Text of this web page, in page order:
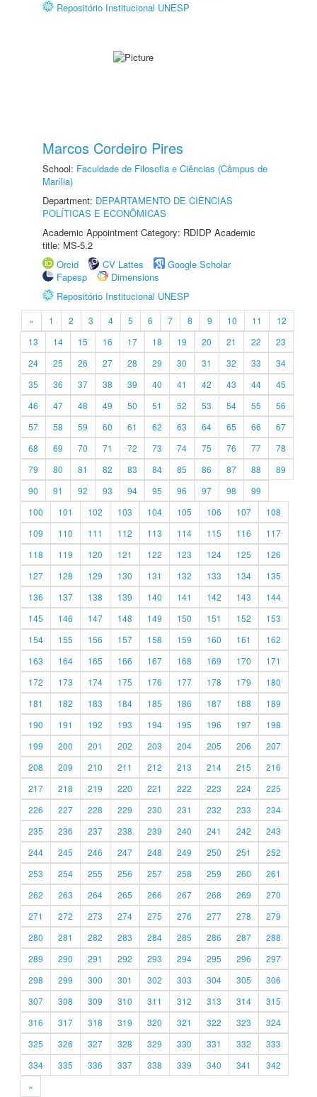
Repositório Institucional UNESP
Marcos Cordeiro Pires
School: Faculdade de Filosofia e Ciências (Câmpus de
Marília)
Department: DEPARTAMENTO DE CIÊNCIAS
POLÍTICAS E ECONÔMICAS
Academic Appointment Category: RDIDP Academic
title: MS-5.2
Orcid
CV Lattes
Google Scholar
Fapesp
Dimensions
Repositório Institucional UNESP
« 1 2 3 4 5 6 7 8 9 10 11
12
13
14 15 16 17 18 19 20 21 22
23
24
25 26 27 28 29 30 31 32 33
34
35
36 37 38 39 40 41 42 43 44
45
46
47 48 49 50 51 52 53 54 55
56
57
58 59 60 61 62 63 64 65 66
67
68
69 70 71 72 73 74 75 76 77
78
79
80 81 82 83 84 85 86 87 88
89
90
91 92 93 94 95 96 97 98
99
100
101 102 103 104 105 106 107
108
109
110 111 112 113 114 115 116
117
118
119 120 121 122 123 124 125
126
127
128 129 130 131 132 133 134
135
136
137 138 139 140 141 142 143
144
145
146 147 148 149 150 151 152
153
154
155 156 157 158 159 160 161
162
163
164 165 166 167 168 169 170
171
172
173 174 175 176 177 178 179
180
181
182 183 184 185 186 187 188
189
190
191 192 193 194 195 196 197
198
199
200 201 202 203 204 205 206
207
208
209 210 211 212 213 214 215
216
217
218 219 220 221 222 223 224
225
226
227 228 229 230 231 232 233
234
235
236 237 238 239 240 241 242
243
244
245 246 247 248 249 250 251
252
253
254 255 256 257 258 259 260
261
262
263 264 265 266 267 268 269
270
271
272 273 274 275 276 277 278
279
280
281 282 283 284 285 286 287
288
289
290 291 292 293 294 295 296
297
298
299 300 301 302 303 304 305
306
307
308 309 310 311 312 313 314
315
316
317 318 319 320 321 322 323
324
325
326 327 328 329 330 331 332
333
334
335 336 337 338 339 340 341
342
»